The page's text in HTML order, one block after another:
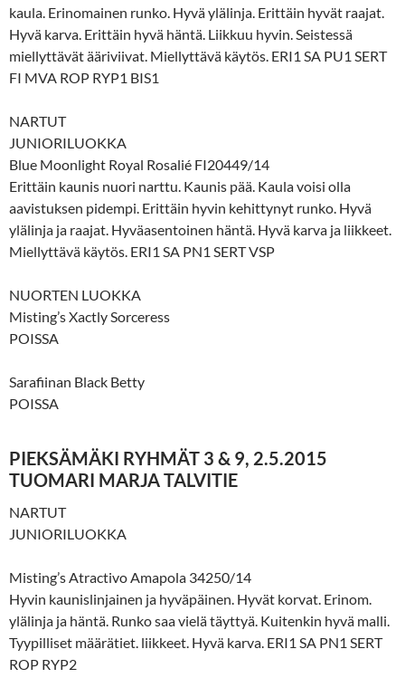
kaula. Erinomainen runko. Hyvä ylälinja. Erittäin hyvät raajat.
Hyvä karva. Erittäin hyvä häntä. Liikkuu hyvin. Seistessä
miellyttävät ääriviivat. Miellyttävä käytös. ERI1 SA PU1 SERT
FI MVA ROP RYP1 BIS1
NARTUT
JUNIORILUOKKA
Blue Moonlight Royal Rosalié FI20449/14
Erittäin kaunis nuori narttu. Kaunis pää. Kaula voisi olla
aavistuksen pidempi. Erittäin hyvin kehittynyt runko. Hyvä
ylälinja ja raajat. Hyväasentoinen häntä. Hyvä karva ja liikkeet.
Miellyttävä käytös. ERI1 SA PN1 SERT VSP
NUORTEN LUOKKA
Misting’s Xactly Sorceress
POISSA
Sarafiinan Black Betty
POISSA
PIEKSÄMÄKI RYHMÄT 3 & 9, 2.5.2015
TUOMARI MARJA TALVITIE
NARTUT
JUNIORILUOKKA
Misting’s Atractivo Amapola 34250/14
Hyvin kaunislinjainen ja hyväpäinen. Hyvät korvat. Erinom.
ylälinja ja häntä. Runko saa vielä täyttyä. Kuitenkin hyvä malli.
Tyypilliset määrätiet. liikkeet. Hyvä karva. ERI1 SA PN1 SERT
ROP RYP2